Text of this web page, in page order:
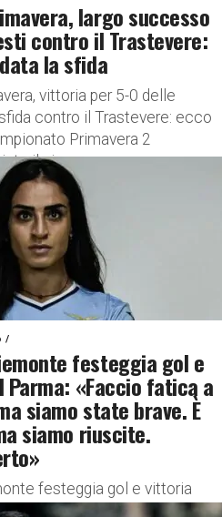
largo successo
contro il Trastevere:
la sfida
vittoria per 5-0 delle
contro il Trastevere: ecco
Primavera 2
il girone...
festeggia gol e
«Faccio fatica a
siamo state brave. È
siamo riuscite.
festeggia gol e vittoria
dell’attaccante